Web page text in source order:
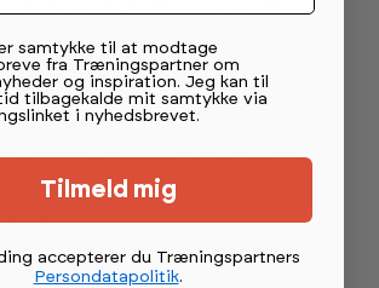
diameter på 45 cm og passer til
standard.
mm
Shore A: 70–75
± 2 %
tekst
samtykke til at modtage
fra Træningspartner om
og inspiration. Jeg kan til
tilbagekalde mit samtykke via
i nyhedsbrevet.
Tilmeld mig
accepterer du Træningspartners
Persondatapolitik.